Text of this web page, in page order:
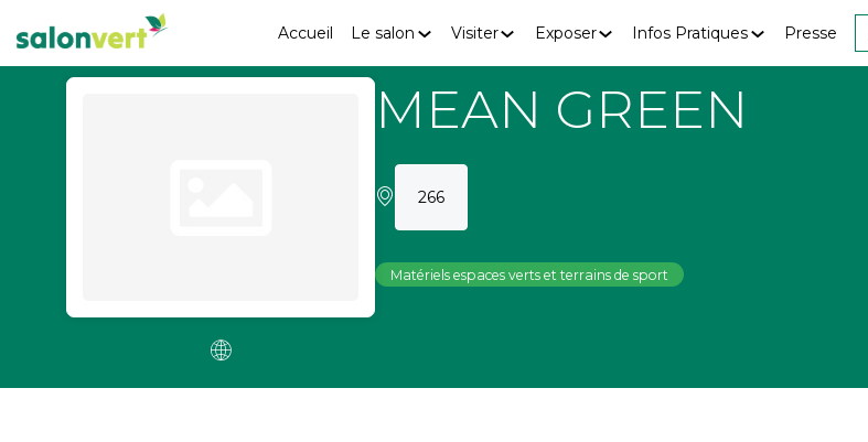
Accueil Le salon Visiter Exposer Infos Pratiques Presse
MEAN GREEN
266
Matériels espaces verts et terrains de sport